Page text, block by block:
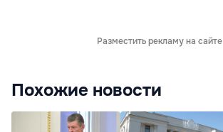
Разместить рекламу на сайте
Похожие новости